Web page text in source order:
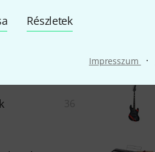
Részletek
Impresszum ·